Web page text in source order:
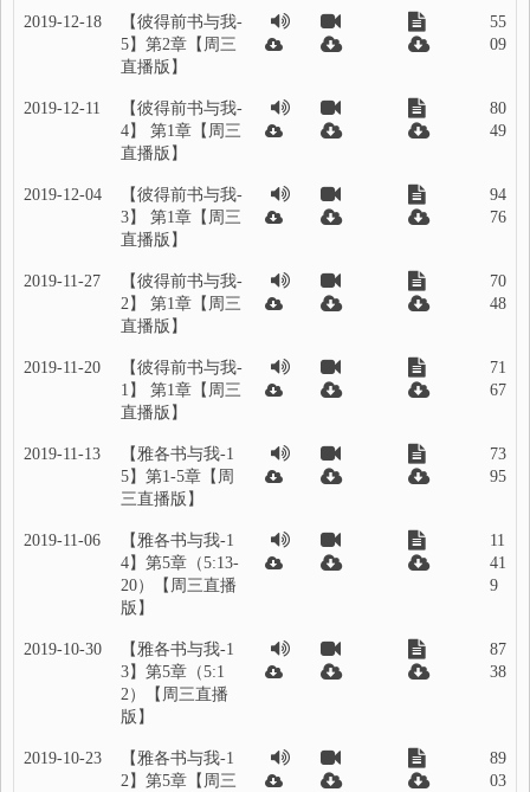
2019-12-18
【彼得前书与我-
5】第2章【周三
直播版】
55
09
2019-12-11
【彼得前书与我-
4】 第1章【周三
直播版】
80
49
2019-12-04
【彼得前书与我-
3】 第1章【周三
直播版】
94
76
2019-11-27
【彼得前书与我-
2】 第1章【周三
直播版】
70
48
2019-11-20
【彼得前书与我-
1】 第1章【周三
直播版】
71
67
2019-11-13
【雅各书与我-1
5】第1-5章【周
三直播版】
73
95
2019-11-06
【雅各书与我-1
4】第5章（5:13-
20）【周三直播
版】
11
41
9
2019-10-30
【雅各书与我-1
3】第5章（5:1
2）【周三直播
版】
87
38
2019-10-23
【雅各书与我-1
2】第5章【周三
89
03